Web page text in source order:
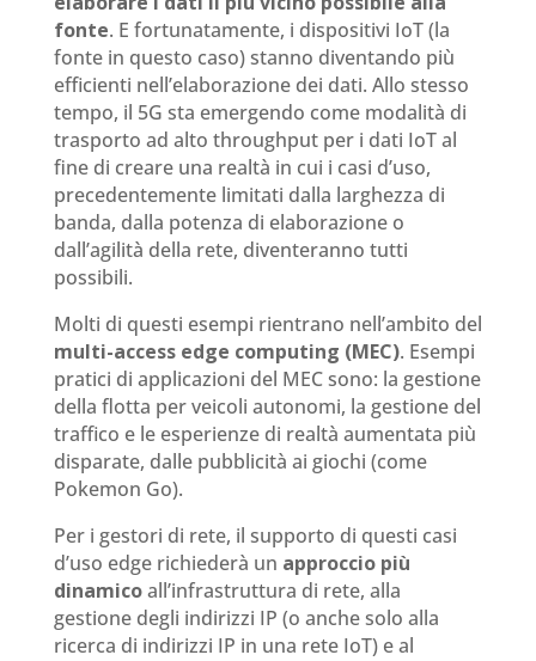
fonte. E fortunatamente, i dispositivi IoT (la
fonte in questo caso) stanno diventando più
efficienti nell’elaborazione dei dati. Allo stesso
tempo, il 5G sta emergendo come modalità di
trasporto ad alto throughput per i dati IoT al
fine di creare una realtà in cui i casi d’uso,
precedentemente limitati dalla larghezza di
banda, dalla potenza di elaborazione o
dall’agilità della rete, diventeranno tutti
possibili.
Molti di questi esempi rientrano nell’ambito del
multi-access edge computing (MEC). Esempi
pratici di applicazioni del MEC sono: la gestione
della flotta per veicoli autonomi, la gestione del
traffico e le esperienze di realtà aumentata più
disparate, dalle pubblicità ai giochi (come
Pokemon Go).
Per i gestori di rete, il supporto di questi casi
d’uso edge richiederà un approccio più
dinamicoall’infrastruttura di rete, alla
gestione degli indirizzi IP (o anche solo alla
ricerca di indirizzi IP in una rete IoT) e al